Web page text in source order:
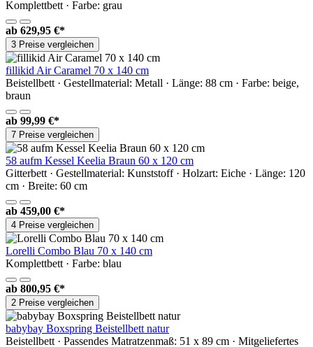
Komplettbett · Farbe: grau
ab 629,95 €*
3 Preise vergleichen
fillikid Air Caramel 70 x 140 cm
Beistellbett · Gestellmaterial: Metall · Länge: 88 cm · Farbe: beige,
braun
ab 99,99 €*
7 Preise vergleichen
58 aufm Kessel Keelia Braun 60 x 120 cm
Gitterbett · Gestellmaterial: Kunststoff · Holzart: Eiche · Länge: 120
cm · Breite: 60 cm
ab 459,00 €*
4 Preise vergleichen
Lorelli Combo Blau 70 x 140 cm
Komplettbett · Farbe: blau
ab 800,95 €*
2 Preise vergleichen
babybay Boxspring Beistellbett natur
Beistellbett · Passendes Matratzenmaß: 51 x 89 cm · Mitgeliefertes